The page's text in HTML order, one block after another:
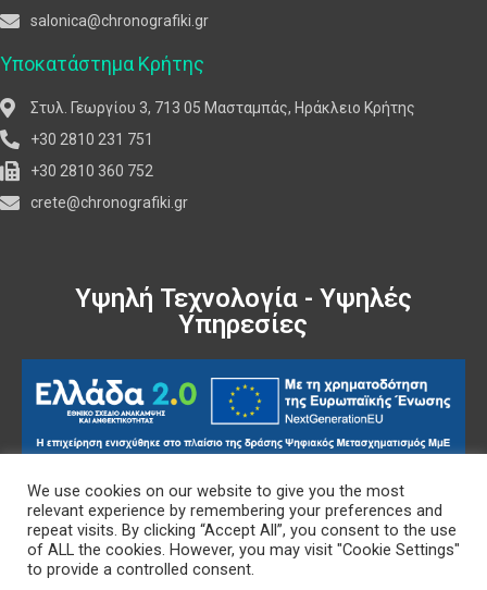
salonica@chronografiki.gr
Υποκατάστημα Κρήτης
Στυλ. Γεωργίου 3, 713 05 Μασταμπάς, Ηράκλειο Κρήτης
+30 2810 231 751
+30 2810 360 752
crete@chronografiki.gr
Υψηλή Τεχνολογία - Υψηλές
Υπηρεσίες
Πολιτική Δεδομένων
We use cookies on our website to give you the most
relevant experience by remembering your preferences and
repeat visits. By clicking “Accept All”, you consent to the use
of ALL the cookies. However, you may visit "Cookie Settings"
to provide a controlled consent.